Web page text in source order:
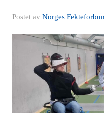
Postet av Norges